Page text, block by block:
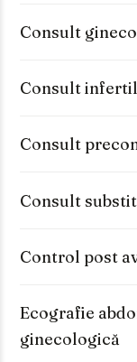
Consult
Consult
Consult
Consult
Control post
Ecografie
ginecologică